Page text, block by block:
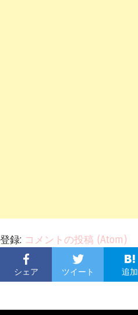
登録: コメントの投稿 (Atom)
シェア ツイート 追加